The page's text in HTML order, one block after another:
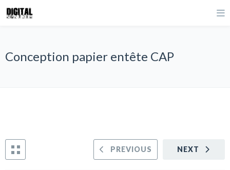
Conception papier entête CAP
NEXT
PREVIOUS